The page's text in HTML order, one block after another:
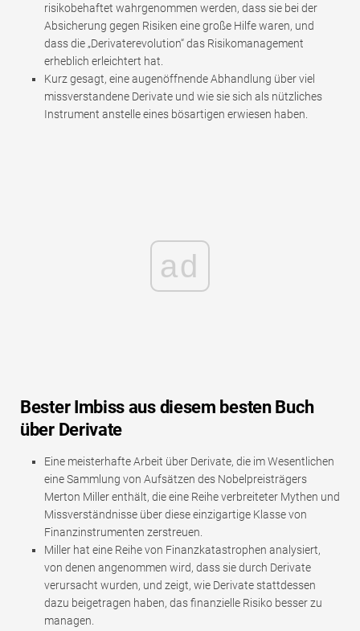
risikobehaftet wahrgenommen werden, dass sie bei der
Absicherung gegen Risiken eine große Hilfe waren, und
dass die „Derivaterevolution“ das Risikomanagement
erheblich erleichtert hat.
Kurz gesagt, eine augenöffnende Abhandlung über viel
missverstandene Derivate und wie sie sich als nützliches
Instrument anstelle eines bösartigen erwiesen haben.
ad
Bester Imbiss aus diesem besten Buch
über Derivate
Eine meisterhafte Arbeit über Derivate, die im Wesentlichen
eine Sammlung von Aufsätzen des Nobelpreisträgers
Merton Miller enthält, die eine Reihe verbreiteter Mythen und
Missverständnisse über diese einzigartige Klasse von
Finanzinstrumenten zerstreuen.
Miller hat eine Reihe von Finanzkatastrophen analysiert,
von denen angenommen wird, dass sie durch Derivate
verursacht wurden, und zeigt, wie Derivate stattdessen
dazu beigetragen haben, das finanzielle Risiko besser zu
managen.